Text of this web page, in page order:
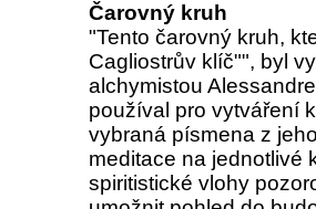
Čarovný kruh
"Tento čarovný kruh,
Cagliostrův klíč"", byl
alchymistou
používal pro vytváření
vybraná písmena z
meditace na jednotlivé
spiritistické vlohy